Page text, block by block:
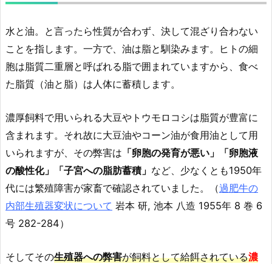
水と油。と言ったら性質が合わず、決して混ざり合わない
ことを指します。一方で、油は脂と馴染みます。ヒトの細
胞は脂質二重層と呼ばれる脂で囲まれていますから、食べ
た脂質（油と脂）は人体に蓄積します。
濃厚飼料で用いられる大豆やトウモロコシは脂質が豊富に
含まれます。それ故に大豆油やコーン油が食用油として用
いられますが、その弊害は 「卵胞の発育が悪い」「卵胞液
の酸性化」「子宮への脂肪蓄積」 など、少なくとも1950年
代には繁殖障害が家畜で確認されていました。（過肥牛の
内部生殖器変状について 岩本 研, 池本 八造 1955年 8 巻 6
号 282-284）
そしてその生殖器への弊害が飼料として給餌されている濃